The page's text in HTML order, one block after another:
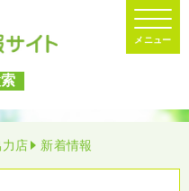
店 新着情報